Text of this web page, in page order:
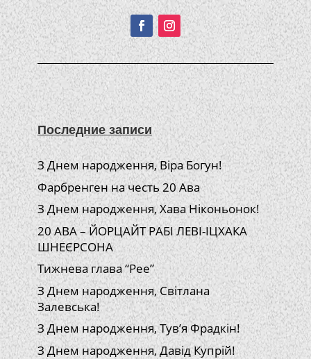
Последние записи
З Днем народження, Віра Богун!
Фарбренген на честь 20 Ава
З Днем народження, Хава Ніконьонок!
20 АВА – ЙОРЦАЙТ РАБІ ЛЕВІ-ІЦХАКА
ШНЕЄРСОНА
Тижнева глава “Рее”
З Днем народження, Світлана
Залевська!
З Днем народження, Тув’я Фрадкін!
З Днем народження, Давід Купрій!